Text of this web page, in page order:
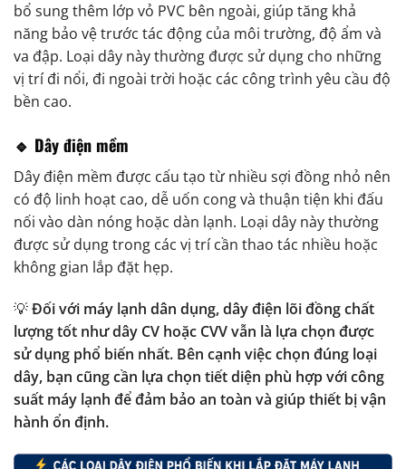
bổ sung thêm lớp vỏ PVC bên ngoài, giúp tăng khả
năng bảo vệ trước tác động của môi trường, độ ẩm và
va đập. Loại dây này thường được sử dụng cho những
vị trí đi nổi, đi ngoài trời hoặc các công trình yêu cầu độ
bền cao.
🔹 Dây điện mềm
Dây điện mềm được cấu tạo từ nhiều sợi đồng nhỏ nên
có độ linh hoạt cao, dễ uốn cong và thuận tiện khi đấu
nối vào dàn nóng hoặc dàn lạnh. Loại dây này thường
được sử dụng trong các vị trí cần thao tác nhiều hoặc
không gian lắp đặt hẹp.
💡Đối với máy lạnh dân dụng, dây điện lõi đồng chất
lượng tốt như dây CV hoặc CVV vẫn là lựa chọn được
sử dụng phổ biến nhất. Bên cạnh việc chọn đúng loại
dây, bạn cũng cần lựa chọn tiết diện phù hợp với công
suất máy lạnh để đảm bảo an toàn và giúp thiết bị vận
hành ổn định.